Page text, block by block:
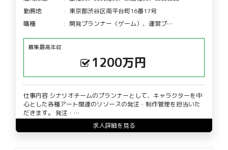
勤務地
東京都渋谷区南平台町16番17号
職種
開発プランナー（ゲーム）、運営プ…
募集最高年収
1200万円
仕事内容 シナリオチームのプランナーとして、キャラクターを中
心とした各種アート関連のリソースの発注・制作管理を担当いた
だきます。 発注・…
求人詳細を見る